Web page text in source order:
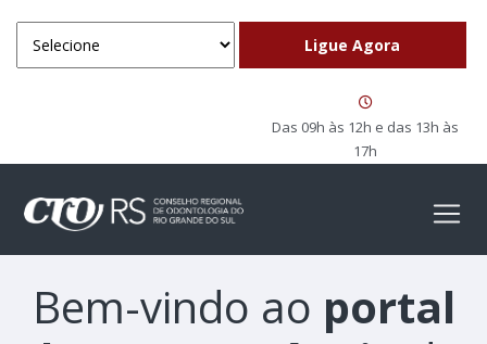
Das 09h às 12h e das 13h às
17h
Bem-vindo ao portal